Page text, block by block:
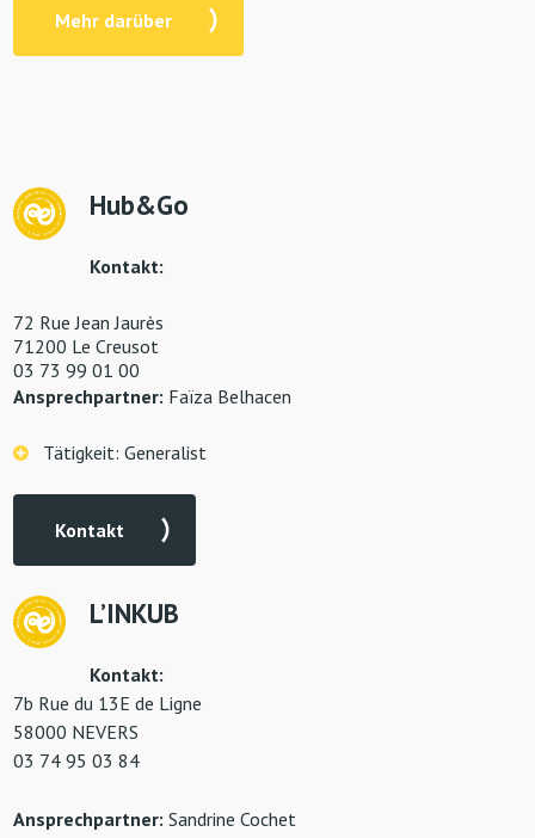
Mehr darüber
Hub&Go
Kontakt:
72 Rue Jean Jaurès
71200 Le Creusot
03 73 99 01 00
Ansprechpartner: Faïza Belhacen
Tätigkeit: Generalist
Kontakt
L’INKUB
Kontakt:
7b Rue du 13E de Ligne
58000 NEVERS
03 74 95 03 84
Ansprechpartner: Sandrine Cochet